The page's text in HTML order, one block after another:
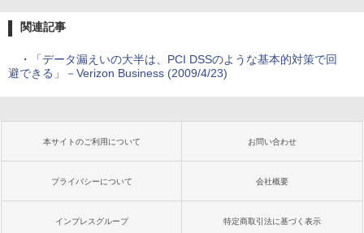
関連記事
・
「データ漏えいの大半は、PCI DSSのような基本的対策で回
避できる」－Verizon Business (2009/4/23)
本サイトのご利用について お問い合わせ
プライバシーについて 会社概要
インプレスグループ 特定商取引法に基づく表示